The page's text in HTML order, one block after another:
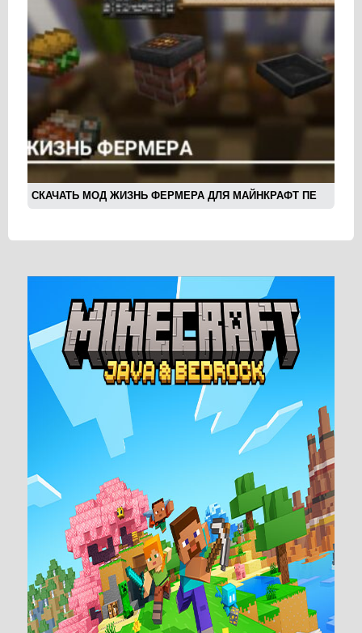
СКАЧАТЬ МОД ЖИЗНЬ ФЕРМЕРА ДЛЯ МАЙНКРАФТ ПЕ